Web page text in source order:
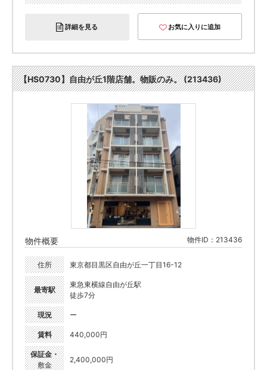
詳細を見る お気に入りに追加
【HS0730】自由が丘1階店舗。物販のみ。 (213436)
物件概要 物件ID：213436
住所 東京都目黒区自由が丘一丁目16-12
最寄駅
東急東横線自由が丘駅
徒歩7分
現況 ー
賃料 440,000円
保証金・
敷金
2,400,000円